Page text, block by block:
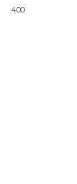
400